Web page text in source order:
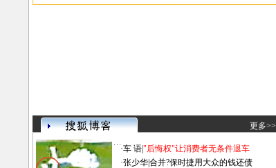
更多>>
·车 语|"后悔权"让消费者无条件退车
·张少华|合并?保时捷用大众的钱还债